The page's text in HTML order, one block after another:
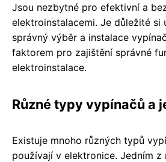
Jsou nezbytné pro efektivní a
elektroinstalacemi. Je důležité si
správný výběr a instalace
faktorem pro zajištění správné
elektroinstalace.
Různé typy vypínačů a
Existuje mnoho různých typů
používají v elektronice. Jedním z